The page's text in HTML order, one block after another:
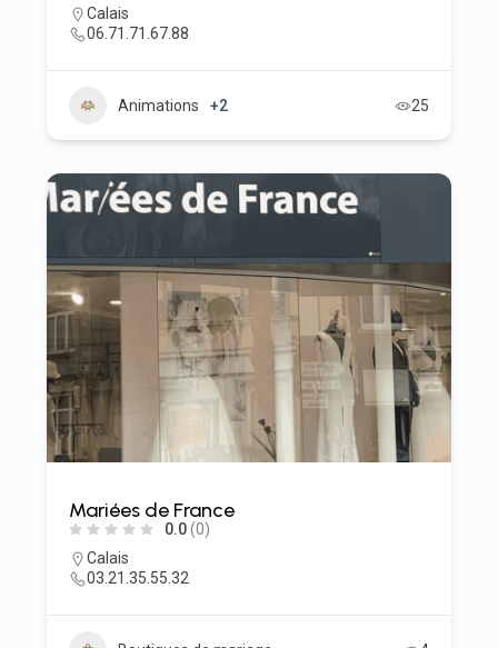
Calais
06.71.71.67.88
Animations +2 25
Mariées de France
0.0(0)
Calais
03.21.35.55.32